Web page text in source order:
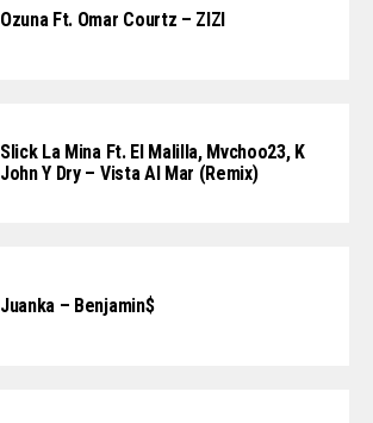
Ozuna Ft. Omar Courtz – ZIZI
Slick La Mina Ft. El Malilla, Mvchoo23, K
John Y Dry – Vista Al Mar (Remix)
Juanka – Benjamin$